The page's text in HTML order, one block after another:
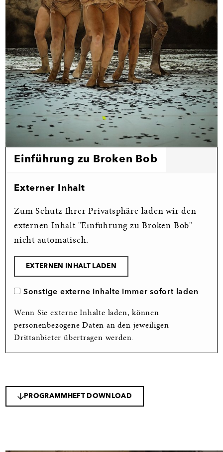
Einführung zu Broken Bob
Externer Inhalt
Zum Schutz Ihrer Privatsphäre laden wir den
externen Inhalt "Einführung zu Broken Bob"
nicht automatisch.
EXTERNEN INHALT LADEN
Sonstige externe Inhalte immer sofort laden
Wenn Sie externe Inhalte laden, können
personenbezogene Daten an den jeweiligen
Drittanbieter übertragen werden.
PROGRAMMHEFT DOWNLOAD